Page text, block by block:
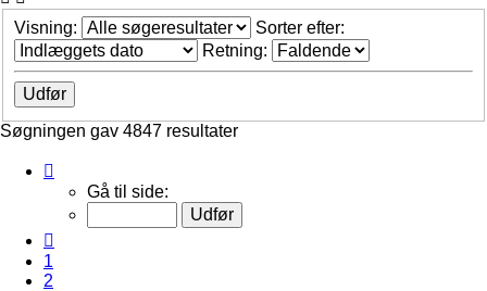
Visning:
Sorter efter:
Retning:
Søgningen gav 4847 resultater
485
Gå til side:
1
2